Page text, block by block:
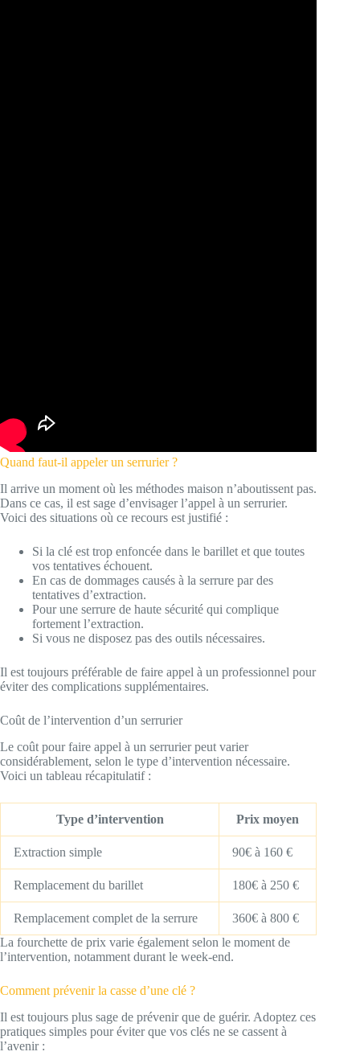
Quand faut-il appeler un serrurier ?
Il arrive un moment où les méthodes maison n’aboutissent pas.
Dans ce cas, il est sage d’envisager l’appel à un serrurier.
Voici des situations où ce recours est justifié :
Si la clé est trop enfoncée dans le barillet et que toutes
vos tentatives échouent.
En cas de dommages causés à la serrure par des
tentatives d’extraction.
Pour une serrure de haute sécurité qui complique
fortement l’extraction.
Si vous ne disposez pas des outils nécessaires.
Il est toujours préférable de faire appel à un professionnel pour
éviter des complications supplémentaires.
Coût de l’intervention d’un serrurier
Le coût pour faire appel à un serrurier peut varier
considérablement, selon le type d’intervention nécessaire.
Voici un tableau récapitulatif :
Type d’intervention Prix moyen
Extraction simple 90€ à 160 €
Remplacement du barillet 180€ à 250 €
Remplacement complet de la serrure
360€ à 800 €
La fourchette de prix varie également selon le moment de
l’intervention, notamment durant le week-end.
Comment prévenir la casse d’une clé ?
Il est toujours plus sage de prévenir que de guérir. Adoptez ces
pratiques simples pour éviter que vos clés ne se cassent à
l’avenir :